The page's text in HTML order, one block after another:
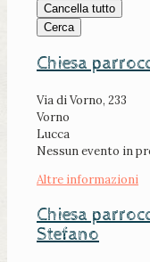
Cancella tutto
Cerca
Chiesa
Via di Vorno, 233
Vorno
Lucca
Nessun evento in
Altre informazioni
Chiesa
Stefano